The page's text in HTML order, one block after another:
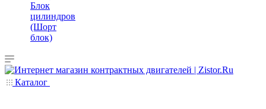
Блок
цилиндров
(Шорт
блок)
Каталог